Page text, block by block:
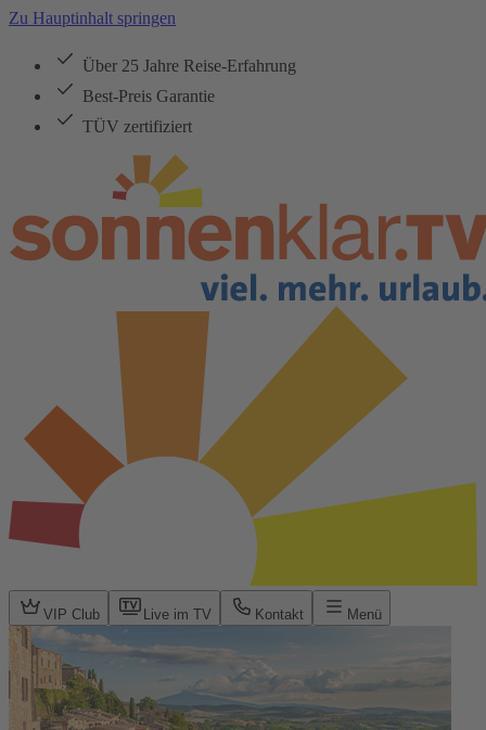
Zu Hauptinhalt springen
Über 25 Jahre Reise-Erfahrung
Best-Preis Garantie
TÜV zertifiziert
VIP Club Live im TV Kontakt Menü